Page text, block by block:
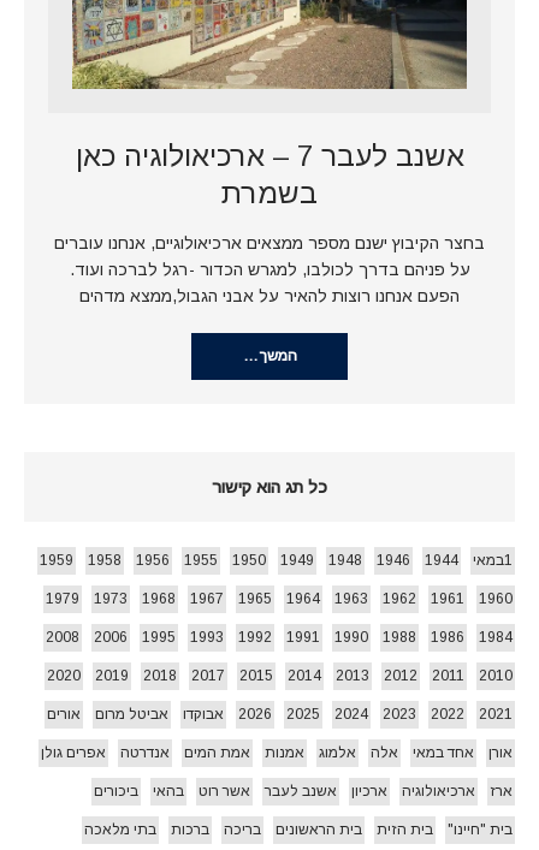
אשנב לעבר 7 – ארכיאולוגיה כאן
בשמרת
בחצר הקיבוץ ישנם מספר ממצאים ארכיאולוגיים, אנחנו עוברים
על פניהם בדרך לכולבו, למגרש הכדור -רגל לברכה ועוד.
הפעם אנחנו רוצות להאיר על אבני הגבול,ממצא מדהים
המשך…
כל תג הוא קישור
1במאי 1944
1946
1948
1949
1950
1955
1956
1958
1959
1960
1961
1962
1963
1964
1965
1967
1968
1973
1979
1984
1986
1988
1990
1991
1992
1993
1995
2006
2008
2010
2011
2012
2013
2014
2015
2017
2018
2019
2020
2021
2022
2023
2024
2025
2026 אבוקדו אביטל מרום אורים
אורן אחד במאי אלה אלמוג אמנות אמת המים אנדרטה אפרים גולן
ארז ארכיאולוגיה ארכיון אשנב לעבר אשר רוט בהאי ביכורים
בית "חיינו" בית הזית בית הראשונים בריכה ברכות בתי מלאכה